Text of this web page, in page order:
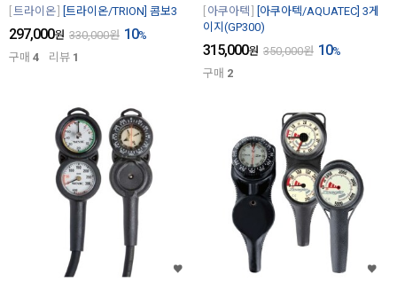
트라이온 [트라이온/TRION] 콤보3
297,000원 330,000원 10%
구매 4 리뷰 1
아쿠아텍
[아쿠아텍/AQUATEC] 3게
이지(GP300)
315,000원 350,000원 10%
구매 2